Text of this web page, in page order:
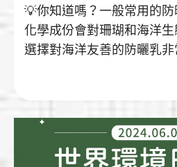
💡你知道嗎？一般常用的
化學成份會對珊瑚和海洋
選擇對海洋友善的防曬乳非
讓您在日常防曬的同時，